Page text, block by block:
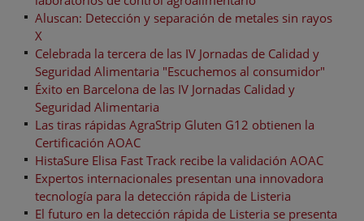
Aluscan: Detección y separación de metales sin rayos
X
Celebrada la tercera de las IV Jornadas de Calidad y
Seguridad Alimentaria "Escuchemos al consumidor"
Éxito en Barcelona de las IV Jornadas Calidad y
Seguridad Alimentaria
Las tiras rápidas AgraStrip Gluten G12 obtienen la
Certificación AOAC
HistaSure Elisa Fast Track recibe la validación AOAC
Expertos internacionales presentan una innovadora
tecnología para la detección rápida de Listeria
El futuro en la detección rápida de Listeria se presenta